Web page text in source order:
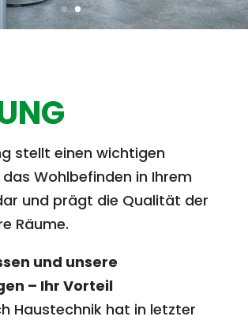
stellt einen wichtigen
Wohlbefinden in Ihrem
und prägt die Qualität der
Räume.
und unsere
– Ihr Vorteil
Haustechnik hat in letzter